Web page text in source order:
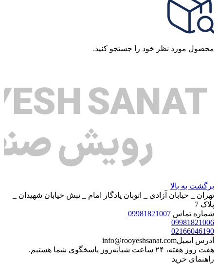
محصول مورد نظر خود را جستجو کنید.
برگشت به بالا
تهران _ خیابان آزادی _ اتوبان یادگار امام _ نبش خیابان شهیدان _
پلاک 7
شماره تماس 09981821007
09981821006
02166046190
آدرس ایمیلinfo@rooyeshsanat.com
هفت روز هفته، ۲۴ ساعت شبانه‌روز پاسخگوی شما هستیم.
راهنمای خرید